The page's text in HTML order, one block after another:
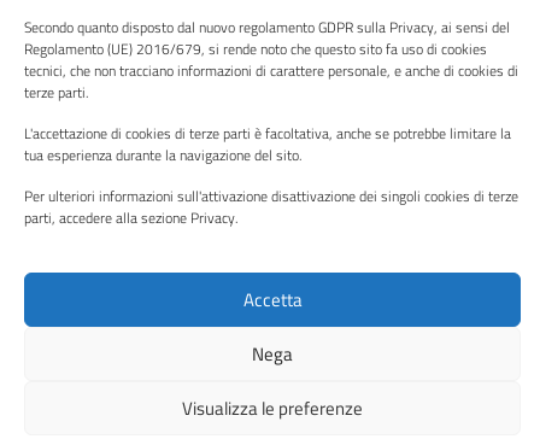
Secondo quanto disposto dal nuovo regolamento GDPR sulla Privacy, ai sensi del
Regolamento (UE) 2016/679, si rende noto che questo sito fa uso di cookies
tecnici, che non tracciano informazioni di carattere personale, e anche di cookies di
terze parti.
L'accettazione di cookies di terze parti è facoltativa, anche se potrebbe limitare la
tua esperienza durante la navigazione del sito.
Per ulteriori informazioni sull'attivazione disattivazione dei singoli cookies di terze
parti, accedere alla sezione Privacy.
Accetta
Nega
Visualizza le preferenze
Note legali
Dichiarazione di accessibilità
Piano di miglioramento del sito
SEGUICI SU
FacebookYouTubeTwitter
Media policy
Mappa del sito
Copyright © 2026 - Città di Palermo •